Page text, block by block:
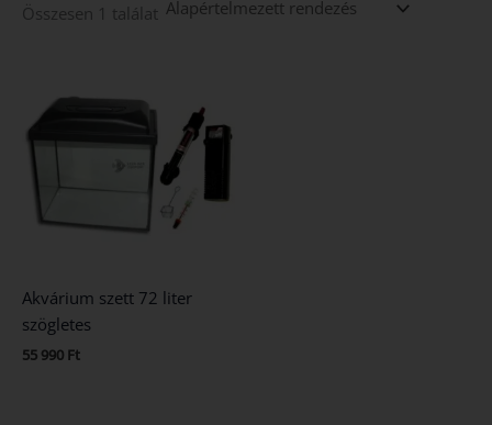
Összesen 1 találat
Akvárium szett 72 liter
szögletes
55 990 Ft